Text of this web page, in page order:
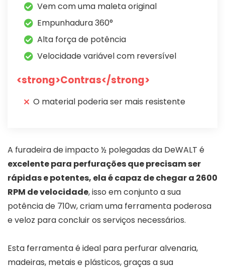
Vem com uma maleta original
Empunhadura 360°
Alta força de potência
Velocidade variável com reversível
<strong>Contras</strong>
O material poderia ser mais resistente
A furadeira de impacto ½ polegadas da DeWALT é
excelente para perfurações que precisam ser
rápidas e potentes, ela é capaz de chegar a 2600
RPM de velocidade, isso em conjunto a sua
potência de 710w, criam uma ferramenta poderosa
e veloz para concluir os serviços necessários.
Esta ferramenta é ideal para perfurar alvenaria,
madeiras, metais e plásticos, graças a sua